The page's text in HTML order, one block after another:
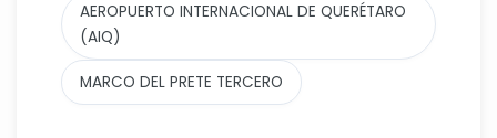
AEROPUERTO INTERNACIONAL DE QUERÉTARO
(AIQ)
MARCO DEL PRETE TERCERO